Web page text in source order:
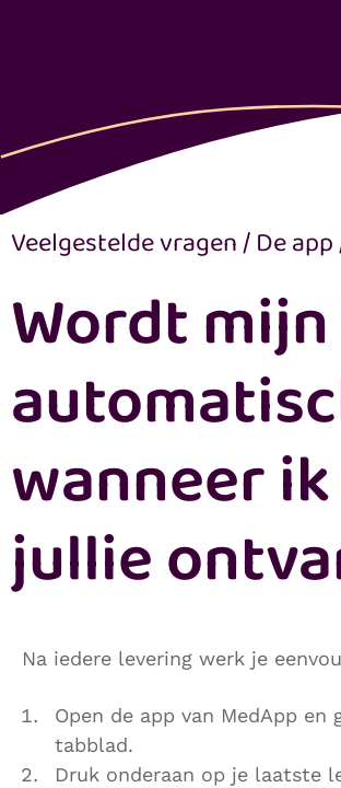
Veelgestelde vragen/De app
Wordt
wanneer
jullie
Na iedere levering werk je
Open de app van MedApp en
tabblad.
Druk onderaan op je laatste